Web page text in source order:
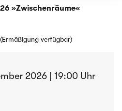
»Zwischenräume«
verfügbar)
2026 | 19:00 Uhr